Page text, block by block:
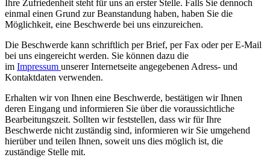
Ihre Zufriedenheit steht für uns an erster Stelle. Falls Sie dennoch
einmal einen Grund zur Beanstandung haben, haben Sie die
Möglichkeit, eine Beschwerde bei uns einzureichen.
Die Beschwerde kann schriftlich per Brief, per Fax oder per E-Mail
bei uns eingereicht werden. Sie können dazu die
im Impressum unserer Internetseite angegebenen Adress- und
Kontaktdaten verwenden.
Erhalten wir von Ihnen eine Beschwerde, bestätigen wir Ihnen
deren Eingang und informieren Sie über die voraussichtliche
Bearbeitungszeit. Sollten wir feststellen, dass wir für Ihre
Beschwerde nicht zuständig sind, informieren wir Sie umgehend
hierüber und teilen Ihnen, soweit uns dies möglich ist, die
zuständige Stelle mit.